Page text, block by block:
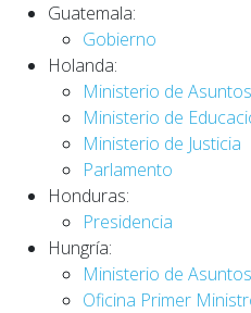
Guatemala:
Gobierno
Holanda:
Ministerio de
Ministerio de
Ministerio de Justicia
Parlamento
Honduras:
Presidencia
Hungría:
Ministerio de
Oficina Primer